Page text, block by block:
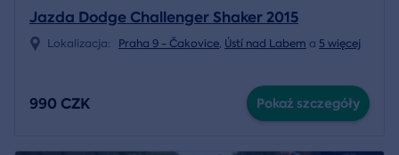
Jazda Dodge Challenger Shaker 2015
Lokalizacja: Praha 9 - Čakovice, Ústí nad Labem a 5 więcej
990 CZK Pokaż szczegóły